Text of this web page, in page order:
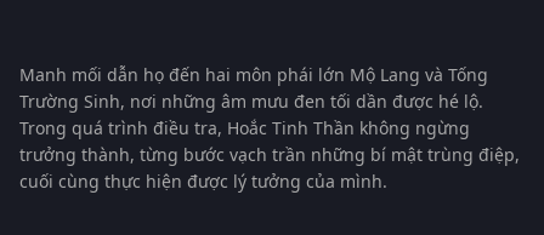
Manh mối dẫn họ đến hai môn phái lớn Mộ Lang và Tống
Trường Sinh, nơi những âm mưu đen tối dần được hé lộ.
Trong quá trình điều tra, Hoắc Tinh Thần không ngừng
trưởng thành, từng bước vạch trần những bí mật trùng điệp,
cuối cùng thực hiện được lý tưởng của mình.